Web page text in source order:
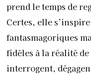
prend le temps de
Certes, elle
fantasmagoriques
fidèles à la réalité
interrogent,